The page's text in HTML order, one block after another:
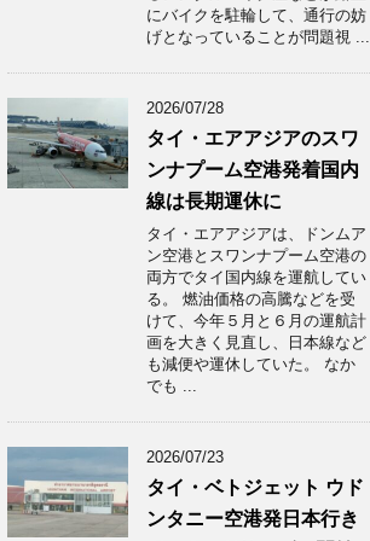
にバイクを駐輪して、通行の妨
げとなっていることが問題視 ...
2026/07/28
タイ・エアアジアのスワ
ンナプーム空港発着国内
線は長期運休に
タイ・エアアジアは、ドンムア
ン空港とスワンナプーム空港の
両方でタイ国内線を運航してい
る。 燃油価格の高騰などを受
けて、今年５月と６月の運航計
画を大きく見直し、日本線など
も減便や運休していた。 なか
でも ...
2026/07/23
タイ・ベトジェット ウド
ンタニー空港発日本行き